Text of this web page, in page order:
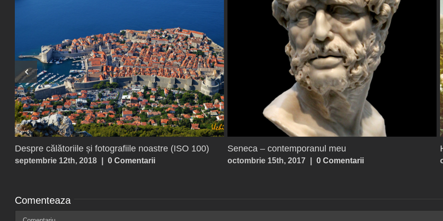
Destin la conjunctiv
octombrie 15th, 2017 0 Comentarii
Bucurii vs. Fericire
octombrie 15th, 2017 0 Comentarii
Comenteaza